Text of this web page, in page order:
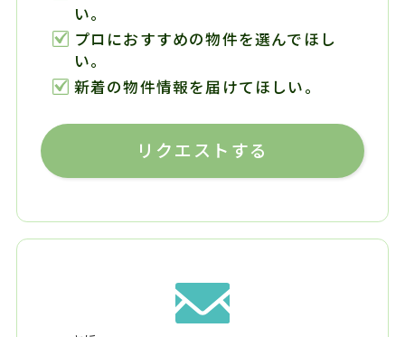
い。
プロにおすすめの物件を選んでほし
い。
新着の物件情報を届けてほしい。
リクエストする